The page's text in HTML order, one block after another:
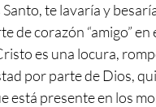
te lavaría y
de corazón “amigo”
es una locura,
por parte de Dios,
está presente en los